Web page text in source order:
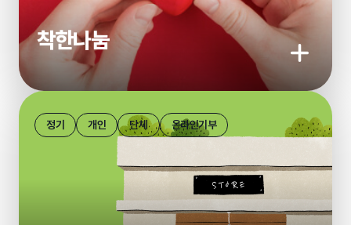
착한나눔
기부하기
정기 개인 단체 온라인기부